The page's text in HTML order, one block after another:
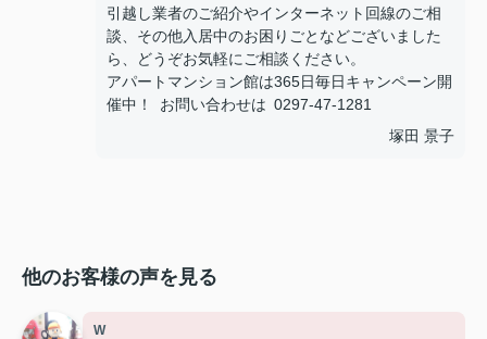
引越し業者のご紹介やインターネット回線のご相
談、その他入居中のお困りごとなどございました
ら、どうぞお気軽にご相談ください。
アパートマンション館は365日毎日キャンペーン開
催中！ お問い合わせは 0297-47-1281
塚田 景子
他のお客様の声を見る
W